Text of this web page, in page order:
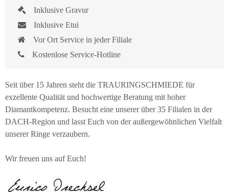
Inklusive Gravur
Inklusive Etui
Vor Ort Service in jeder Filiale
Kostenlose Service-Hotline
Seit über 15 Jahren steht die TRAURINGSCHMIEDE für
exzellente Qualität und hochwertige Beratung mit hoher
Diamantkompetenz. Besucht eine unserer über 35 Filialen in der
DACH-Region und lasst Euch von der außergewöhnlichen Vielfalt
unserer Ringe verzaubern.
Wir freuen uns auf Euch!